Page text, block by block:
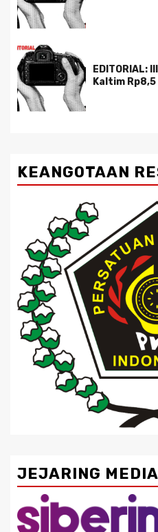
EDITORIAL:
Kaltim Rp8,5
KEANGOTAAN
JEJARING MEDIA